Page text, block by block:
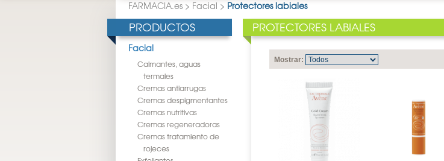
FARMACIA.es > Facial > Protectores labiales
PRODUCTOS
Facial
Calmantes, aguas
termales
Cremas antiarrugas
Cremas despigmentantes
Cremas nutritivas
Cremas regeneradoras
Cremas tratamiento de
rojeces
PROTECTORES LABIALES
Mostrar: